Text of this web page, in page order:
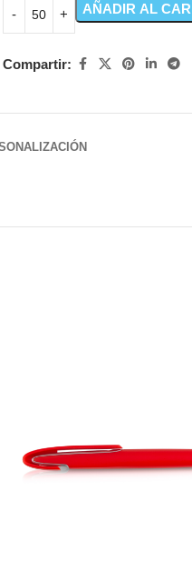
AÑADIR AL
Compartir: